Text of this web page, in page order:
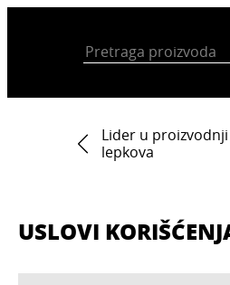
Lider u
lepkova
USLOVI